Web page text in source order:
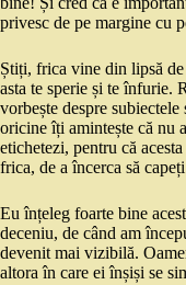
privesc de pe margine cu
Știți, frica vine din lipsă
asta te sperie și te înfurie.
vorbește despre
oricine îți amintește că nu
etichetezi, pentru că
frica, de a încerca să
Eu înțeleg foarte bine
deceniu, de când am
devenit mai vizibilă.
altora în care ei înșiși se